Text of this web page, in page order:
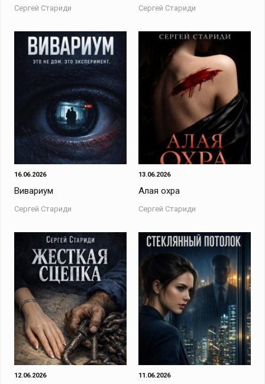
Сергей Стариди Сергей Стариди
16.06.2026
Вивариум
Сергей Стариди
13.06.2026
Алая охра
Сергей Стариди
12.06.2026 11.06.2026